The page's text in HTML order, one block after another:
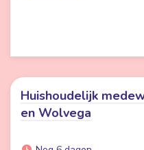
Huishoudelijk
en Wolvega